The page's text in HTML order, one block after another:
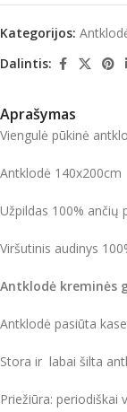
Kategorijos:
Dalintis:
Aprašymas
Viengulė pūkinė
Antklodė 140x200cm
Užpildas 100% ančių
Viršutinis audinys
Antklodė kreminės
Antklodė pasiūta
Stora ir labai šilta
Priežiūra: periodiškai